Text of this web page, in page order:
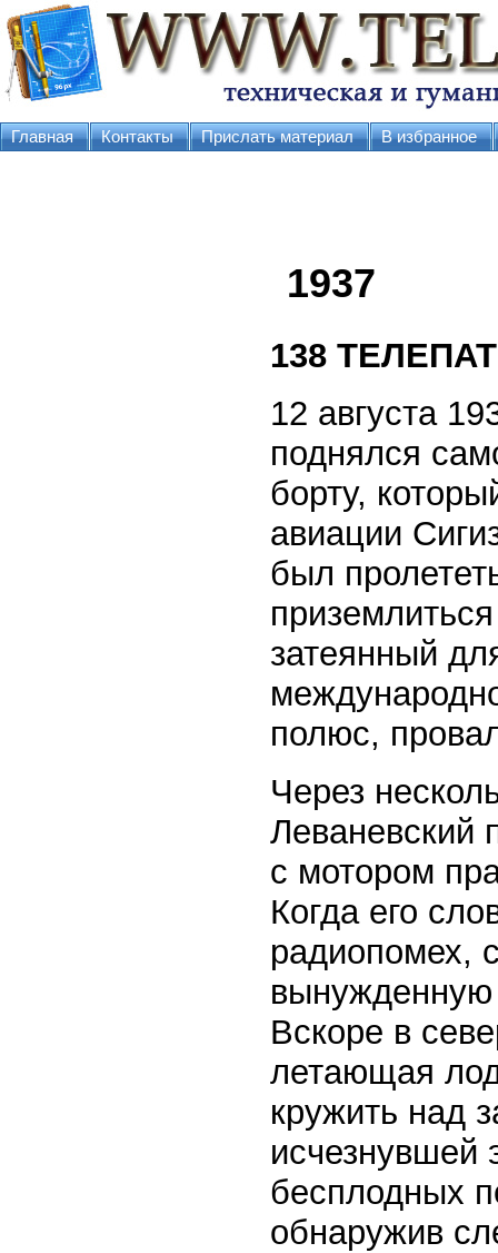
Главная Контакты Прислать материал В избранное
1937
138
12 августа
поднялся
борту,
авиации
был
затеянный
полюс,
Через
Леваневский
с мотором
Когда его
радиопомех,
вынужденную
Вскоре в
летающая
кружить над
исчезнувшей
бесплодных
обнаружив